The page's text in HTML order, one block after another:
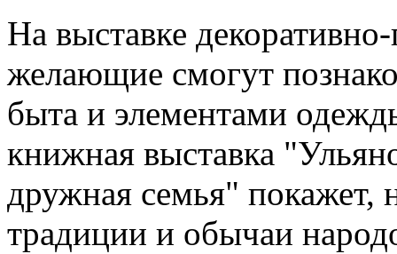
На выставке
желающие смогут
быта и элементами
книжная выставка
дружная семья" покажет,
традиции и обычаи